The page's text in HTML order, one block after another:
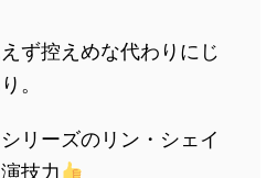
ず控えめな代わりにじ
。
リーズのリン・シェイ
技力